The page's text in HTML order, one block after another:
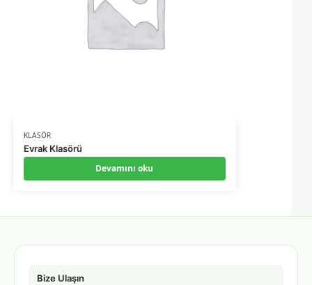
KLASÖR
Evrak Klasörü
Devamını oku
Bize Ulaşın